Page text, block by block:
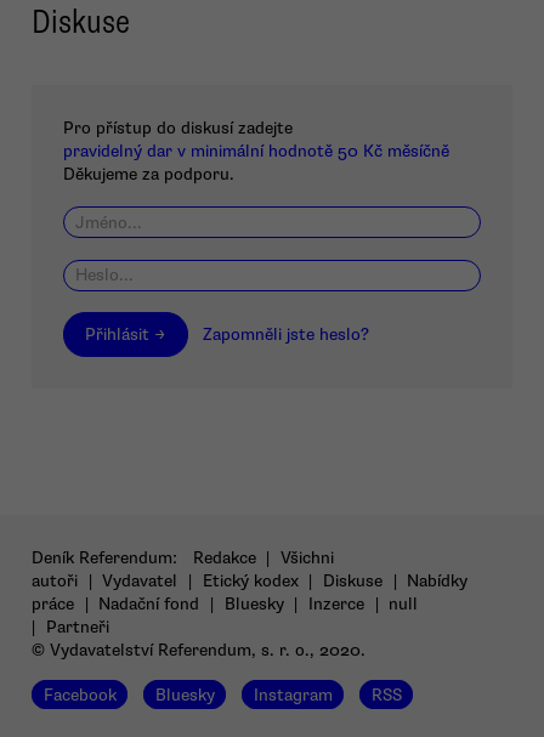
Diskuse
Pro přístup do diskusí zadejte
pravidelný dar v minimální hodnotě 50 Kč měsíčně
Děkujeme za podporu.
Přihlásit → Zapomněli jste heslo?
Deník Referendum: Redakce | Všichni
autoři | Vydavatel | Etický kodex | Diskuse | Nabídky
práce | Nadační fond | Bluesky | Inzerce | null
|
Partneři
© Vydavatelství Referendum, s. r. o., 2020.
Facebook Bluesky Instagram RSS